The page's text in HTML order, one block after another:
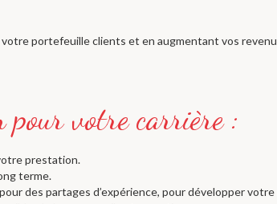
portefeuille clients et en augmentant vos
prestation.
terme.
des partages d’expérience, pour développer